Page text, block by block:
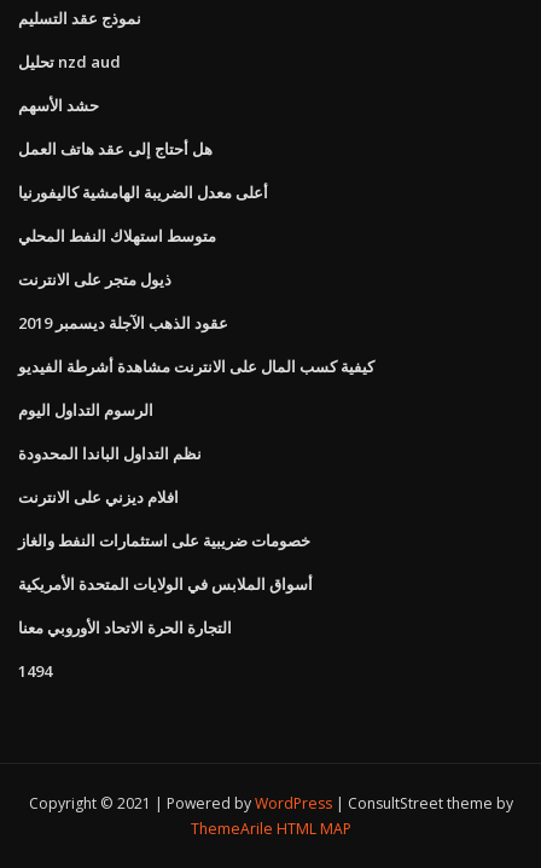
نموذج عقد التسليم
تحليل nzd aud
حشد الأسهم
هل أحتاج إلى عقد هاتف العمل
أعلى معدل الضريبة الهامشية كاليفورنيا
متوسط ​​استهلاك النفط المحلي
ذيول متجر على الانترنت
عقود الذهب الآجلة ديسمبر 2019
كيفية كسب المال على الانترنت مشاهدة أشرطة الفيديو
الرسوم التداول اليوم
نظم التداول الباندا المحدودة
افلام ديزني على الانترنت
خصومات ضريبية على استثمارات النفط والغاز
أسواق الملابس في الولايات المتحدة الأمريكية
التجارة الحرة الاتحاد الأوروبي معنا
1494
Copyright © 2021 | Powered byWordPress
ConsultStreet theme by
ThemeArile HTML MAP